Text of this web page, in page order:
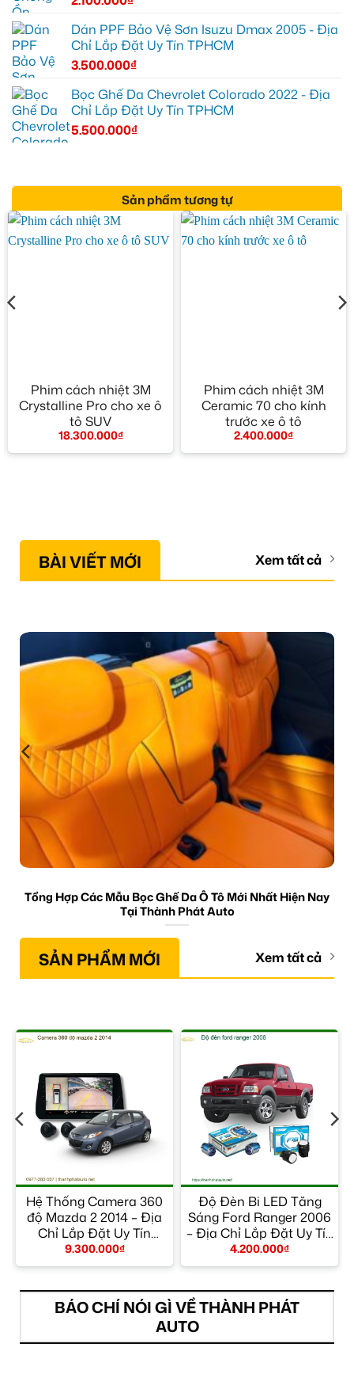
Dán PPF Bảo Vệ Sơn Isuzu Dmax 2005 - Địa
Chỉ Lắp Đặt Uy Tín TPHCM
3.500.000₫
Bọc Ghế Da Chevrolet Colorado 2022 - Địa
Chỉ Lắp Đặt Uy Tín TPHCM
5.500.000₫
Sản phẩm tương tự
Phim cách nhiệt 3M
Crystalline Pro cho xe ô
tô SUV
18.300.000₫
Phim cách nhiệt 3M
Ceramic 70 cho kính
trước xe ô tô
2.400.000₫
BÀI VIẾT MỚI Xem tất cả
Tổng Hợp Các Mẫu Bọc Ghế Da Ô Tô Mới Nhất Hiện Nay
Tại Thành Phát Auto
SẢN PHẨM MỚI Xem tất cả
Hệ Thống Camera 360
độ Mazda 2 2014 – Địa
Chỉ Lắp Đặt Uy Tín
TPHCM
9.300.000₫
Độ Đèn Bi LED Tăng
Sáng Ford Ranger 2006
– Địa Chỉ Lắp Đặt Uy Tín
TPHCM
4.200.000₫
BÁO CHÍ NÓI GÌ VỀ THÀNH PHÁT
AUTO